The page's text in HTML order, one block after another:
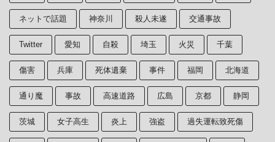
ネットで話題 神奈川 殺人未遂 交通事故
Twitter 愛知 自殺 埼玉 火災 千葉
傷害 兵庫 死体遺棄 事件 福岡 北海道
通り魔 事故 高速道路 広島 京都 静岡
茨城 女子高生 炎上 強盗 過失運転致死傷